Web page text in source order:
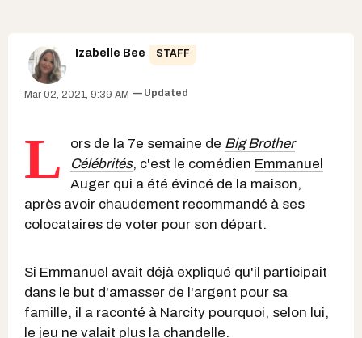
Izabelle Bee STAFF
Mar 02, 2021, 9:39 AM Updated
L ors de la 7e semaine de Big Brother
Célébrités, c'est le comédien Emmanuel
Auger qui a été évincé de la maison,
après avoir chaudement recommandé à ses
colocataires de voter pour son départ.
Si Emmanuel avait déjà expliqué qu'il participait
dans le but d'amasser de l'argent pour sa
famille, il a raconté à Narcity pourquoi, selon lui,
le jeu ne valait plus la chandelle.